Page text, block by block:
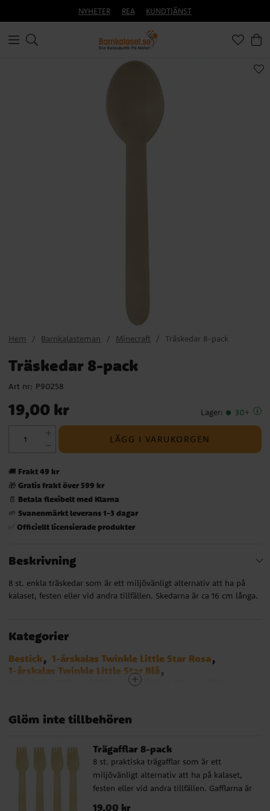
NYHETER REA KUNDTJÄNST
Hem Barnkalasteman Minecraft Träskedar 8-pack
Träskedar 8-pack
Art nr: P90258
Pris: 19,00 kr
19,00 kr Lager: 30+
LÄGG I VARUKORGEN
🚚 Frakt 49 kr
🎁 Gratis frakt över 599 kr
📄 Betala flexibelt med Klarna
🌱 Svanenmärkt leverans 1-3 dagar
✅ Officiellt licensierade produkter
Beskrivning
8 st. enkla träskedar som är ett miljövänligt alternativ att ha på
kalaset, festen eller vid andra tillfällen. Skedarna är ca 16 cm långa.
Kategorier
Bestick
1-årskalas Twinkle Little Star Rosa
1-årskalas Twinkle Little Star Blå
1-årskalas Musse Pigg
Birthday Bear
Block Party
Emoji
Fjärilskalas
Fortnite - Battle Royal
Fotbollstema
Frost - Frozen
Gaming kalas
Harry Potter
Ice Cream Party LEGO City
LOL Surprise
Minecraft
Miraculous Ladybug
My Little Pony
Glöm inte tillbehören
Trägafflar 8-pack
8 st. praktiska trägafflar som är ett
miljövänligt alternativ att ha på kalaset,
festen eller vid andra tillfällen. Gafflarna är
ca 16 cm långa.
Pris:19,00 kr
19,00 kr